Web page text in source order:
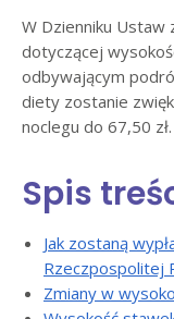
W Dzienniku Ustaw
dotyczącej
odbywającym
diety zostanie
noclegu do 67,50 zł.
Spis
Jak zostaną
Rzeczpospolitej
Zmiany w